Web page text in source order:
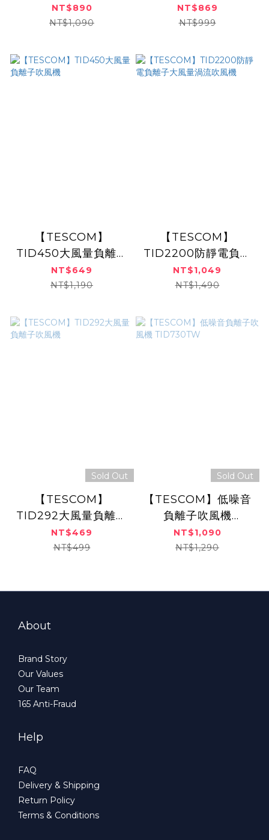
LSWFWSPO
NT$890
NT$1,090
負離子吹風機
NT$869
NT$999
【TESCOM】
TID450大風量負離子
吹風機
NT$649
NT$1,190
【TESCOM】
TID2200防靜電負離
子大風量渦流吹風機
NT$1,049
NT$1,490
Sold Out
【TESCOM】
TID292大風量負離子
吹風機
NT$469
NT$499
Sold Out
【TESCOM】低噪音
負離子吹風機
TID730TW
NT$1,090
NT$1,290
About
Brand Story
Our Values
Our Team
165 Anti-Fraud
Help
FAQ
Delivery & Shipping
Return Policy
Terms & Conditions